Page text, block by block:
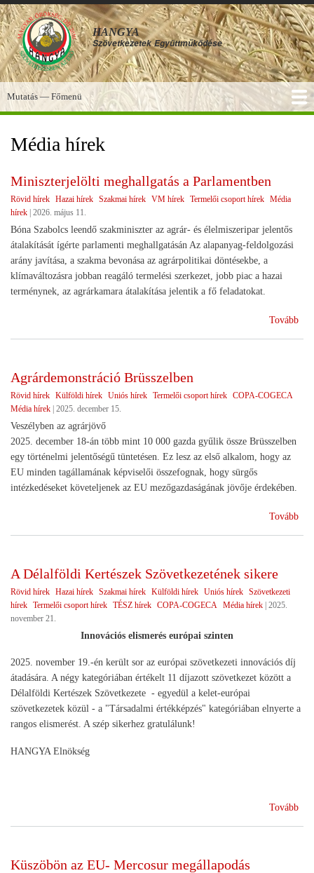
Ugrás
a
tartalomra
HANGYA
Szövetkezetek Együttműködése
Főmenü
Mutatás — Főmenü
Média hírek
Miniszterjelölti meghallgatás a Parlamentben
Rövid hírek Hazai hírek Szakmai hírek VM hírek Termelői csoport hírek Média
hírek 2026. május 11.
Bóna Szabolcs leendő szakminiszter az agrár- és élelmiszeripar jelentős
átalakítását ígérte parlamenti meghallgatásán Az alapanyag-feldolgozási
arány javítása, a szakma bevonása az agrárpolitikai döntésekbe, a
klímaváltozásra jobban reagáló termelési szerkezet, jobb piac a hazai
terménynek, az agrárkamara átalakítása jelentik a fő feladatokat.
Tovább
Agrárdemonstráció Brüsszelben
Rövid hírek Külföldi hírek Uniós hírek Termelői csoport hírek COPA-COGECA
Média hírek | 2025. december 15.
Veszélyben az agrárjövő
2025. december 18-án több mint 10 000 gazda gyűlik össze Brüsszelben
egy történelmi jelentőségű tüntetésen. Ez lesz az első alkalom, hogy az
EU minden tagállamának képviselői összefognak, hogy sürgős
intézkedéseket követeljenek az EU mezőgazdaságának jövője érdekében.
Tovább
A Délalföldi Kertészek Szövetkezetének sikere
Rövid hírek Hazai hírek Szakmai hírek Külföldi hírek Uniós hírek Szövetkezeti
hírek Termelői csoport hírek TÉSZ hírek COPA-COGECA Média hírek | 2025.
november 21.
Innovációs elismerés európai szinten
2025. november 19.-én került sor az európai szövetkezeti innovációs díj
átadására. A négy kategóriában értékelt 11 díjazott szövetkezet között a
Délalföldi Kertészek Szövetkezete - egyedül a kelet-európai
szövetkezetek közül - a "Társadalmi értékképzés" kategóriában elnyerte a
rangos elismerést. A szép sikerhez gratulálunk!
HANGYA Elnökség
Tovább
Küszöbön az EU- Mercosur megállapodás